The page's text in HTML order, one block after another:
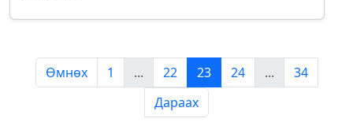
Өмнөх 1 ... 22 23 24 ...
34
Дараах